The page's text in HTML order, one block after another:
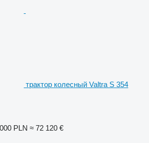
трактор колесный Valtra S 354
PLN ≈ 72 120 €